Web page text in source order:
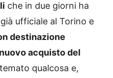
che in due giorni ha
ufficiale al Torino e
destinazione
acquisto del
qualcosa e,